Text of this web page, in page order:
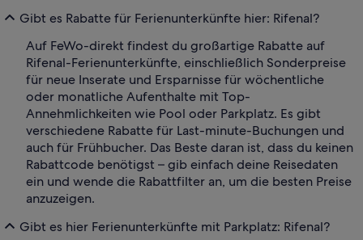
Gibt es Rabatte für Ferienunterkünfte hier: Rifenal?
Auf FeWo-direkt findest du großartige Rabatte auf
Rifenal-Ferienunterkünfte, einschließlich Sonderpreise
für neue Inserate und Ersparnisse für wöchentliche
oder monatliche Aufenthalte mit Top-
Annehmlichkeiten wie Pool oder Parkplatz. Es gibt
verschiedene Rabatte für Last-minute-Buchungen und
auch für Frühbucher. Das Beste daran ist, dass du keinen
Rabattcode benötigst – gib einfach deine Reisedaten
ein und wende die Rabattfilter an, um die besten Preise
anzuzeigen.
Gibt es hier Ferienunterkünfte mit Parkplatz: Rifenal?